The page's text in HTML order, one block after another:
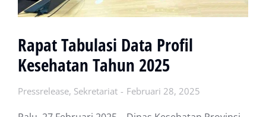
Rapat Tabulasi Data Profil
Kesehatan Tahun 2025
Pressrelease, Sekretariat Februari 28, 2025